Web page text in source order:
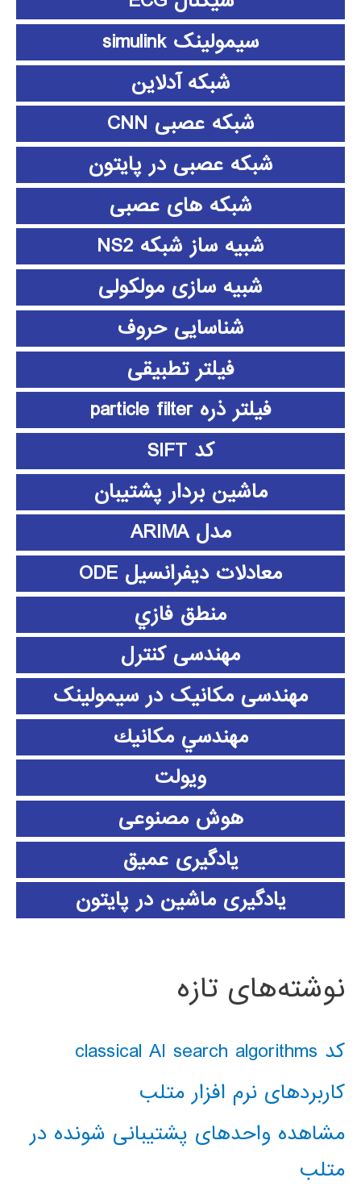
سیمولینک simulink
شبکه آدلاین
شبکه عصبی CNN
شبکه عصبی در پایتون
شبکه های عصبی
شبیه ساز شبکه NS2
شبیه سازی مولکولی
شناسایی حروف
فیلتر تطبیقی
فیلتر ذره particle filter
کد SIFT
ماشین بردار پشتیبان
مدل ARIMA
معادلات دیفرانسیل ODE
منطق فازي
مهندسی کنترل
مهندسی مکانیک در سیمولینک
مهندسي مكانيك
ویولت
هوش مصنوعی
یادگیری عمیق
یادگیری ماشین در پایتون
نوشته‌های تازه
کد classical AI search algorithms
کاربردهای نرم افزار متلب
مشاهده واحدهای پشتیبانی شونده در
متلب